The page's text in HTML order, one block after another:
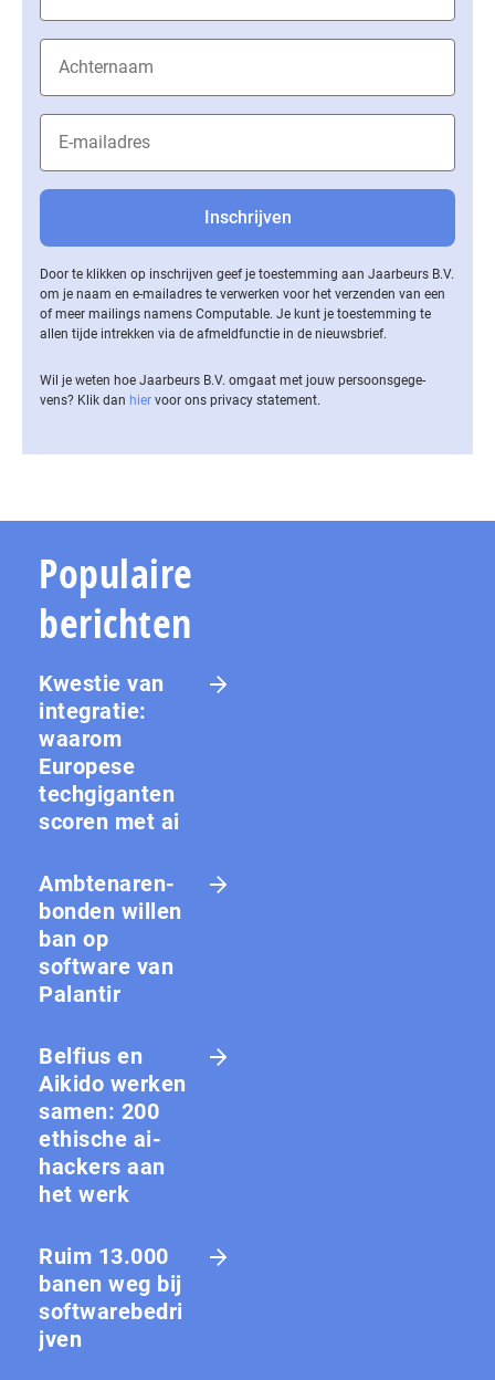
Door te klikken op inschrijven geef je toestemming aan Jaarbeurs B.V.
om je naam en e-mailadres te verwerken voor het verzenden van een
of meer mailings namens Computable. Je kunt je toestemming te
allen tijde intrekken via de af­meld­func­tie in de nieuwsbrief.
Wil je weten hoe Jaarbeurs B.V. omgaat met jouw per­soons­ge­ge­
vens? Klik dan hier voor ons privacy statement.
Populaire
berichten
Kwestie van
integratie:
waarom
Europese
techgiganten
scoren met ai
Amb­te­na­ren­
bon­den willen
ban op
software van
Palantir
Belfius en
Aikido werken
samen: 200
ethische ai-
hackers aan
het werk
Ruim 13.000
banen weg bij
softwarebedri
jven